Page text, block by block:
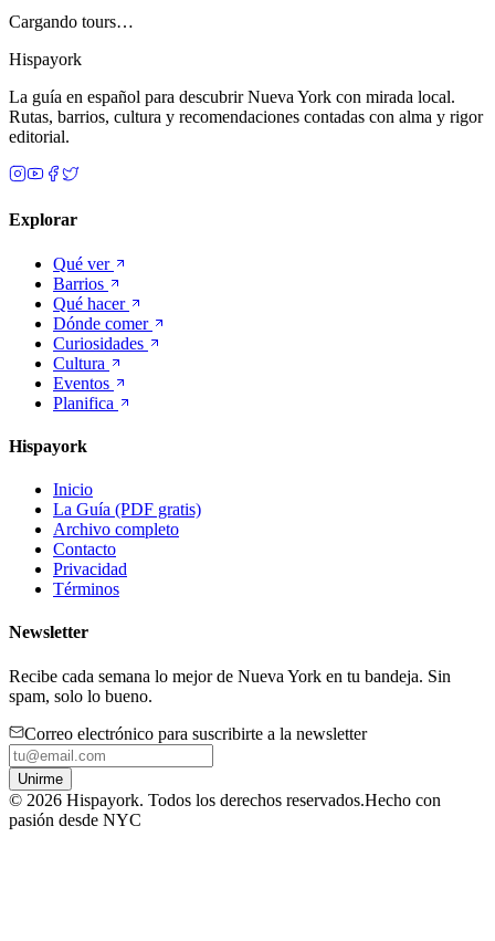
Cargando tours…
Hispayork
La guía en español para descubrir Nueva York con mirada local.
Rutas, barrios, cultura y recomendaciones contadas con alma y rigor
editorial.
Explorar
Qué ver
Barrios
Qué hacer
Dónde comer
Curiosidades
Cultura
Eventos
Planifica
Hispayork
Inicio
La Guía (PDF gratis)
Archivo completo
Contacto
Privacidad
Términos
Newsletter
Recibe cada semana lo mejor de Nueva York en tu bandeja. Sin
spam, solo lo bueno.
Correo electrónico para suscribirte a la newsletter
Unirme
© 2026 Hispayork. Todos los derechos reservados.Hecho con
pasión desde NYC